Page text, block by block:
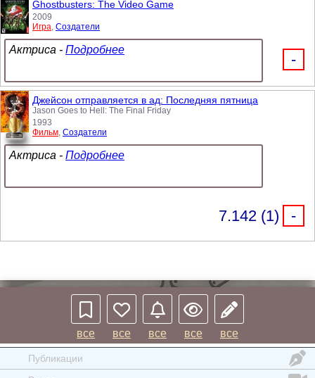
Ghostbusters: The Video Game
2009
Игра, Создатели
Актриса - Подробнее
-
Джейсон отправляется в ад: Последняя пятница
Jason Goes to Hell: The Final Friday
1993
Фильм, Создатели
Актриса - Подробнее
7.142 (1) -
все все все все все
Публикации